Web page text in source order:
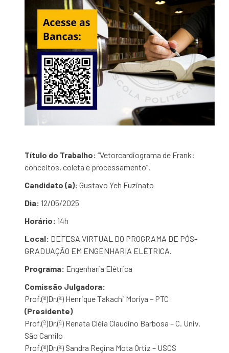
Título do Trabalho: “Vetorcardiograma de Frank:
conceitos, coleta e processamento”.
Candidato (a): Gustavo Yeh Fuzinato
Dia: 12/05/2025
Horário: 14h
Local: DEFESA VIRTUAL DO PROGRAMA DE PÓS-
GRADUAÇÃO EM ENGENHARIA ELÉTRICA.
Programa: Engenharia Elétrica
Comissão Julgadora:
Prof.(ª)Dr.(ª) Henrique Takachi Moriya – PTC
(Presidente)
Prof.(ª)Dr.(ª) Renata Cléia Claudino Barbosa – C. Univ.
São Camilo
Prof.(ª)Dr.(ª) Sandra Regina Mota Ortiz – USCS